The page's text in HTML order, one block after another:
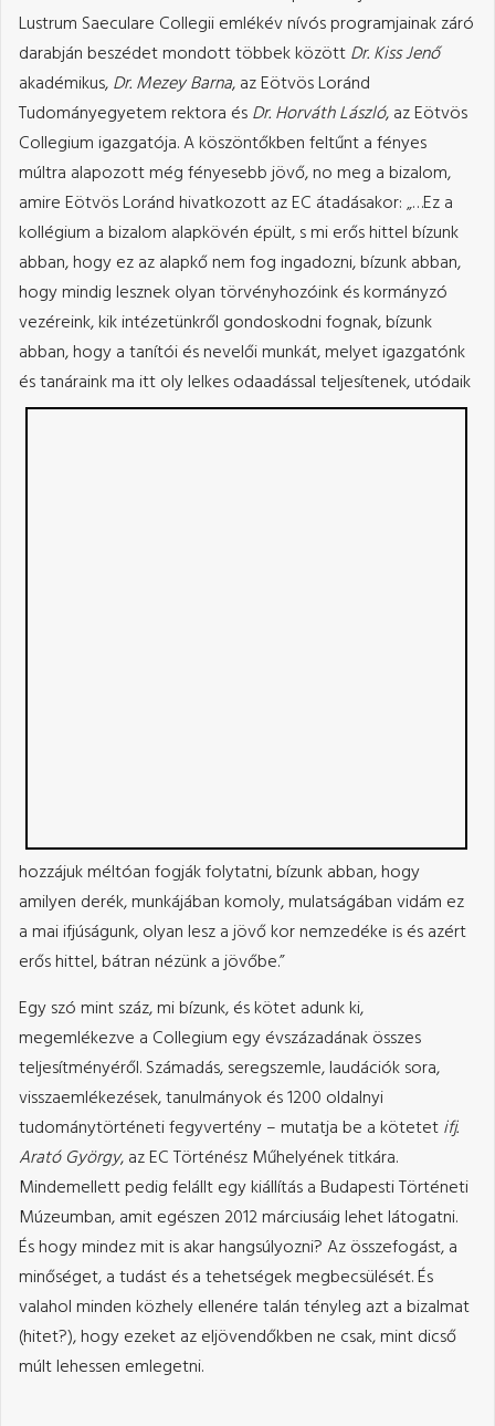
Lustrum Saeculare Collegii emlékév nívós programjainak záró
darabján beszédet mondott többek közöttDr. Kiss Jenő
akadémikus,Dr. Mezey Barna, az Eötvös Loránd
Tudományegyetem rektora ésDr. Horváth László, az Eötvös
Collegium igazgatója. A köszöntőkben feltűnt a fényes
múltra alapozott még fényesebb jövő, no meg a bizalom,
amire Eötvös Loránd hivatkozott az EC átadásakor: „…Ez a
kollégium a bizalom alapkövén épült, s mi erős hittel bízunk
abban, hogy ez az alapkő nem fog ingadozni, bízunk abban,
hogy mindig lesznek olyan törvényhozóink és kormányzó
vezéreink, kik intézetünkről gondoskodni fognak, bízunk
abban, hogy a tanítói és nevelői munkát, melyet igazgatónk
és tanáraink ma itt oly lelkesodaadással teljesítenek, utódaik
hozzájuk méltóan fogják folytatni, bízunk abban, hogy
amilyen derék, munkájában komoly, mulatságában vidám ez
a mai ifjúságunk, olyan lesz a jövő kor nemzedéke is és azért
erős hittel, bátran nézünk a jövőbe.”
Egy szó mint száz, mi bízunk, és kötet adunk ki,
megemlékezve a Collegium egy évszázadának összes
teljesítményéről. Számadás, seregszemle, laudációk sora,
visszaemlékezések, tanulmányok és 1200 oldalnyi
tudománytörténeti fegyvertény – mutatja be a kötetetifj.
Arató György, az EC Történész Műhelyének titkára.
Mindemellett pedig felállt egy kiállítás a Budapesti Történeti
Múzeumban, amit egészen 2012 márciusáig lehet látogatni.
És hogy mindez mit is akar hangsúlyozni? Az összefogást, a
minőséget, a tudást és a tehetségek megbecsülését. És
valahol minden közhely ellenére talán tényleg azt a bizalmat
(hitet?), hogy ezeket az eljövendőkben ne csak, mint dicső
múlt lehessen emlegetni.